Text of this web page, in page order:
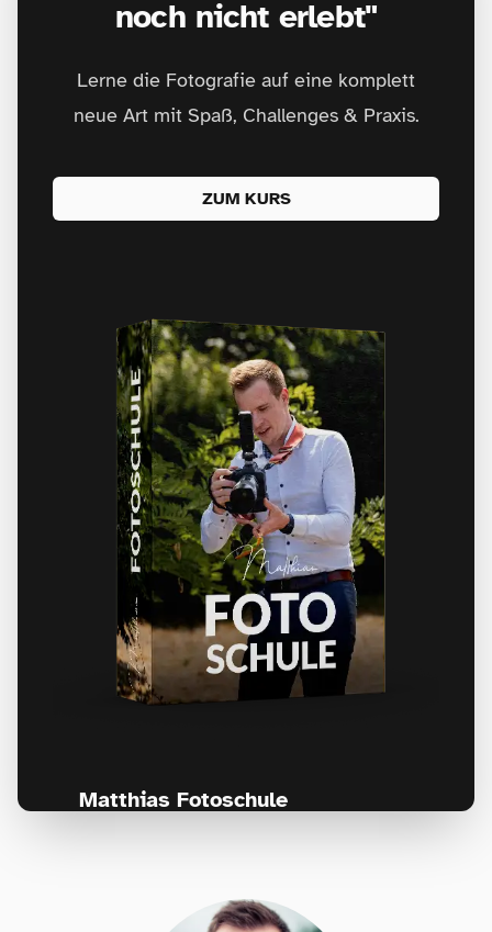
noch nicht erlebt"
Lerne die Fotografie auf eine komplett
neue Art mit Spaß, Challenges & Praxis.
ZUM KURS
Matthias Fotoschule